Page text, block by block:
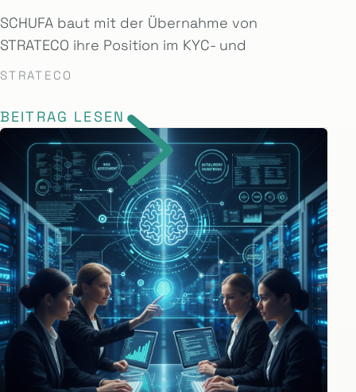
SCHUFA baut mit der Übernahme von
STRATECO ihre Position im KYC- und
STRATECO
BEITRAG LESEN